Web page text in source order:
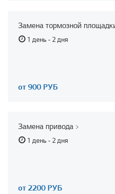
Замена тормозной
1 день - 2 дня
от 900 РУБ
Замена привода
1 день - 2 дня
от 2200 РУБ